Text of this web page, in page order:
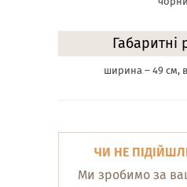
Габаритні
ширина – 49 см,
ЧИ НЕ
Ми зробимо за